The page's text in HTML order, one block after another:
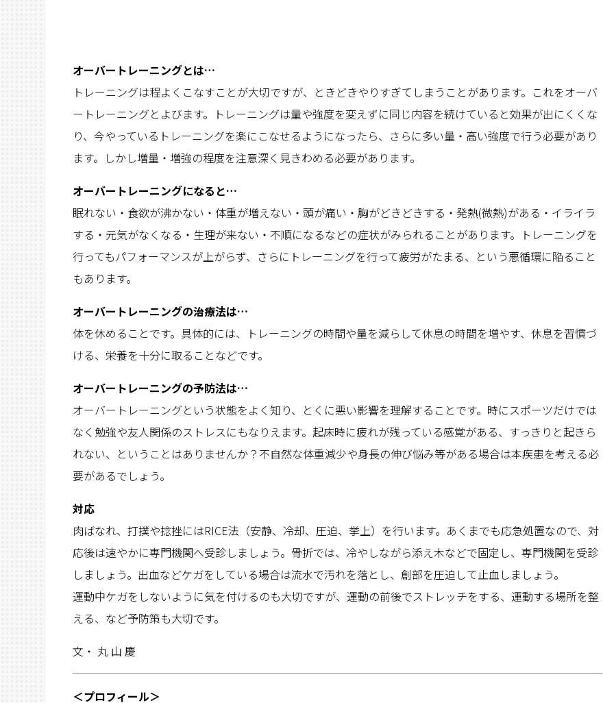
オーバートレーニングとは…
トレーニングは程よくこなすことが大切ですが、ときどきやりすぎてしまうことがあります。これをオーバ
ートレーニングとよびます。トレーニングは量や強度を変えずに同じ内容を続けていると効果が出にくくな
り、今やっているトレーニングを楽にこなせるようになったら、さらに多い量・高い強度で行う必要があり
ます。しかし増量・増強の程度を注意深く見きわめる必要があります。
オーバートレーニングになると…
眠れない・食欲が沸かない・体重が増えない・頭が痛い・胸がどきどきする・発熱(微熱)がある・イライラ
する・元気がなくなる・生理が来ない・不順になるなどの症状がみられることがあります。トレーニングを
行ってもパフォーマンスが上がらず、さらにトレーニングを行って疲労がたまる、という悪循環に陥ること
もあります。
オーバートレーニングの治療法は…
体を休めることです。具体的には、トレーニングの時間や量を減らして休息の時間を増やす、休息を習慣づ
ける、栄養を十分に取ることなどです。
オーバートレーニングの予防法は…
オーバートレーニングという状態をよく知り、とくに悪い影響を理解することです。時にスポーツだけでは
なく勉強や友人関係のストレスにもなりえます。起床時に疲れが残っている感覚がある、すっきりと起きら
れない、ということはありませんか？不自然な体重減少や身長の伸び悩み等がある場合は本疾患を考える必
要があるでしょう。
対応
肉ばなれ、打撲や捻挫にはRICE法（安静、冷却、圧迫、挙上）を行います。あくまでも応急処置なので、対
応後は速やかに専門機関へ受診しましょう。骨折では、冷やしながら添え木などで固定し、専門機関を受診
しましょう。出血などケガをしている場合は流水で汚れを落とし、創部を圧迫して止血しましょう。
運動中ケガをしないように気を付けるのも大切ですが、運動の前後でストレッチをする、運動する場所を整
える、など予防策も大切です。
文・ 丸 山 慶
＜プロフィール＞